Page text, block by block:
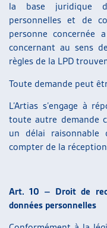
la base juridique
personnelles et de
personne concernée
concernant au sens
règles de la LPD
Toute demande peut
L’Artias s’engage à
toute autre demande
un délai raisonnable
compter de la
Art. 10 – Droit de
données personnelles